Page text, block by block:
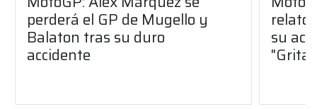
perderá el GP de Mugello y
Balaton tras su duro
accidente
relato
su